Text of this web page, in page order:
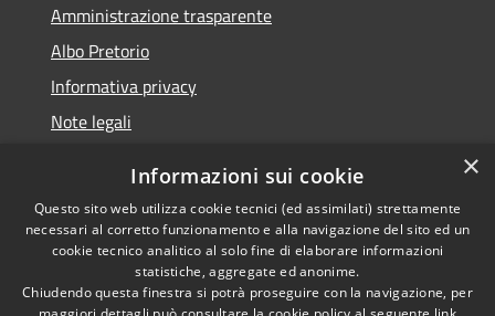
Amministrazione trasparente
Albo Pretorio
Informativa privacy
Note legali
Whisteblowing
RSS Copyright © 2026 • Comune di
×
Informazioni sui cookie
Questo sito web utilizza cookie tecnici (ed assimilati) strettamente
necessari al corretto funzionamento e alla navigazione del sito ed un
cookie tecnico analitico al solo fine di elaborare informazioni
statistiche, aggregate ed anonime.
Chiudendo questa finestra si potrà proseguire con la navigazione, per